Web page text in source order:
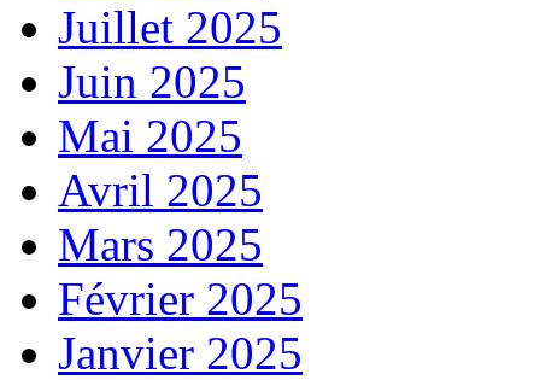
Juillet 2025
Juin 2025
Mai 2025
Avril 2025
Mars 2025
Février 2025
Janvier 2025